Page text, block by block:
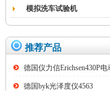
模拟洗车试验机
推荐产品
德国byk光泽度仪4563